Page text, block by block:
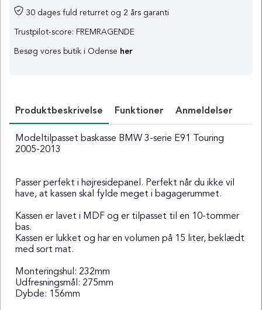
30 dages fuld returret og 2 års garanti
Trustpilot-score: FREMRAGENDE
Besøg vores butik i Odense her
Produktbeskrivelse Funktioner Anmeldelser
Modeltilpasset baskasse BMW 3-serie E91 Touring
2005-2013
Passer perfekt i højresidepanel. Perfekt når du ikke vil
have, at kassen skal fylde meget i bagagerummet.
Kassen er lavet i MDF og er tilpasset til en 10-tommer
bas.
Kassen er lukket og har en volumen på 15 liter, beklædt
med sort mat.
Monteringshul: 232mm
Udfresningsmål: 275mm
Dybde: 156mm